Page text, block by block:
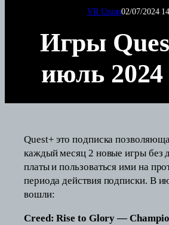
VR Union02/07/2024
Игры
июль 2024
Quest+ это подписка
каждый месяц 2 новые игры без
платы и пользоваться ими на
периода действия подписки. В
вошли:
Creed: Rise to Glory —